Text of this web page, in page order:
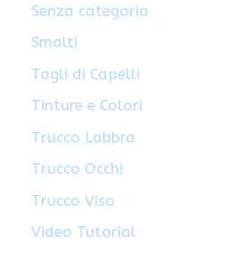
Senza categoria
Smalti
Tagli di Capelli
Tinture e Colori
Trucco Labbra
Trucco Occhi
Trucco Viso
Video Tutorial